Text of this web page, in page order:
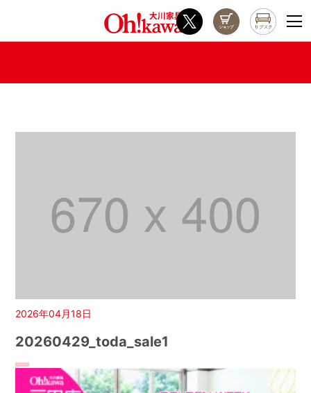
2026年04月18日
20260429_toda_sale1